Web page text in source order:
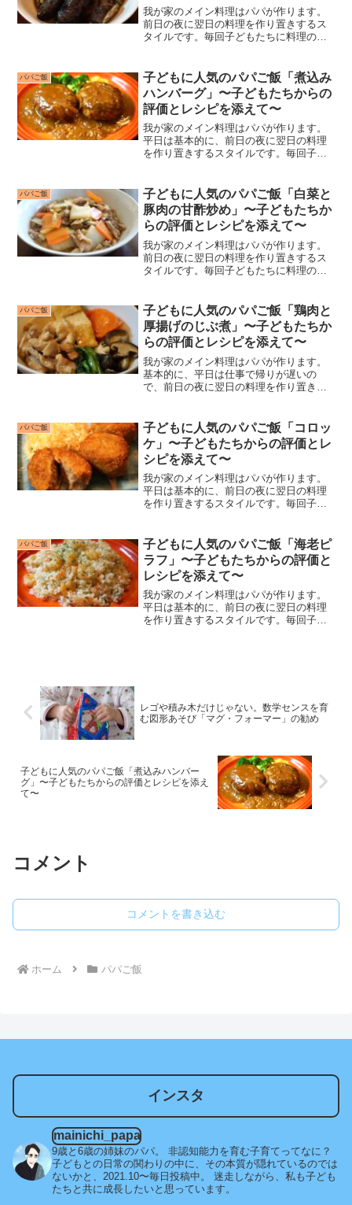
て〜
我が家のメイン料理はパパが作ります。
前日の夜に翌日の料理を作り置きするス
タイルです。毎回子どもたちに料理の評
身が“子どもに人気のレシピ”を探すのにい
つも苦労してきたので...
パパご飯
子どもに人気のパパご飯「煮込み
ハンバーグ」〜子どもたちからの
評価とレシピを添えて〜
我が家のメイン料理はパパが作ります。
平日は基本的に、前日の夜に翌日の料理
を作り置きするスタイルです。毎回子ど
もしろいのと、私自身が“子どもに人気の
レシピ”を探すのにいつも...
パパご飯
子どもに人気のパパご飯「白菜と
豚肉の甘酢炒め」〜子どもたちか
らの評価とレシピを添えて〜
我が家のメイン料理はパパが作ります。
前日の夜に翌日の料理を作り置きするス
タイルです。毎回子どもたちに料理の評
身が“子どもに人気のレシピ”を探すのにい
つも苦労してきたので...
パパご飯
子どもに人気のパパご飯「鶏肉と
厚揚げのじぶ煮」〜子どもたちか
らの評価とレシピを添えて〜
我が家のメイン料理はパパが作ります。
基本的に、平日は仕事で帰りが遅いの
で、前日の夜に翌日の料理を作り置きし
てくれる点数がおもしろいのと、私自身
が“子どもに人気のレシピ”...
パパご飯
子どもに人気のパパご飯「コロッ
ケ」〜子どもたちからの評価とレ
シピを添えて〜
我が家のメイン料理はパパが作ります。
平日は基本的に、前日の夜に翌日の料理
を作り置きするスタイルです。毎回子ど
もしろいのと、私自身が“子どもに人気の
レシピ”を探すのにいつも...
パパご飯
子どもに人気のパパご飯「海老ピ
ラフ」〜子どもたちからの評価と
レシピを添えて〜
我が家のメイン料理はパパが作ります。
平日は基本的に、前日の夜に翌日の料理
を作り置きするスタイルです。毎回子ど
レゴや積み木だけじゃない。数学センスを育
む図形あそび「マグ・フォーマー」の勧め
子どもに人気のパパご飯「煮込みハンバー
グ」〜子どもたちからの評価とレシピを添え
て〜
コメント
コメントを書き込む
ホーム パパご飯
インスタ
mainichi_papa
9歳と6歳の姉妹のパパ。
非認知能力を育む子育てってなに？
子どもとの日常の関わりの中に、その本質が隠れているのでは
ないかと、2021.10〜毎日投稿中。
迷走しながら、私も子ども
たちと共に成長したいと思っています。